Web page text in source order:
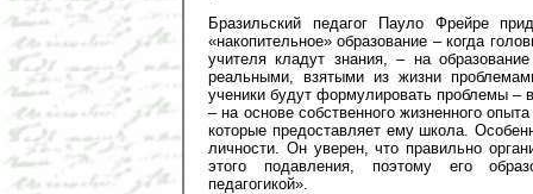
Бразильский педагог Пауло Фрейре
«накопительное» образование – когда
учителя кладут знания, – на
реальными, взятыми из жизни
ученики будут формулировать проблемы –
– на основе собственного жизненного
которые предоставляет ему школа.
личности. Он уверен, что правильно
этого подавления, поэтому его
педагогикой».